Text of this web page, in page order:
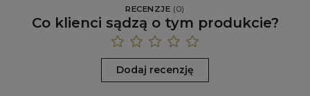
RECENZJE (0)
Co klienci sądzą o tym produkcie?
Dodaj recenzję